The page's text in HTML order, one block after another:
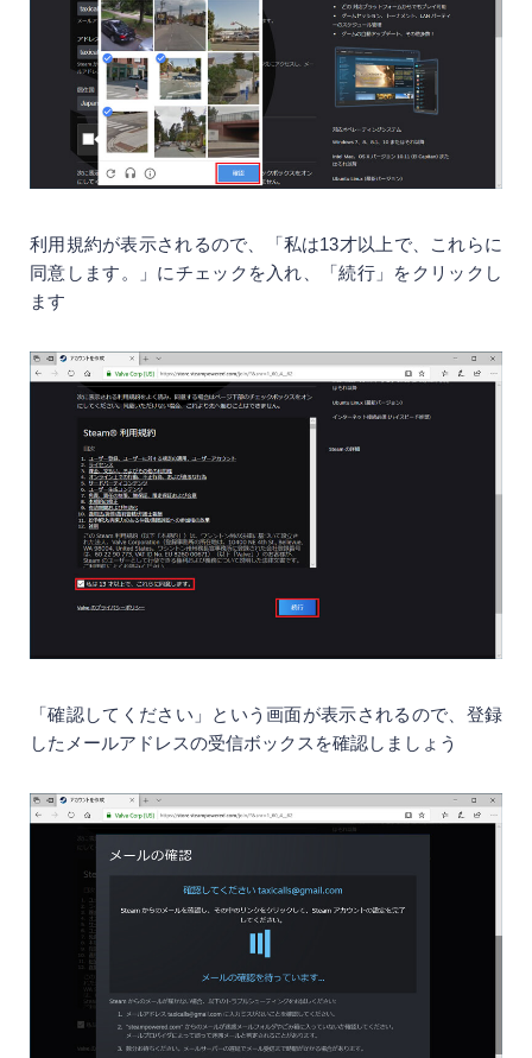
利用規約が表示されるので、「私は13才以上で、これらに
同意します。」にチェックを入れ、「続行」をクリックし
ます
「確認してください」という画面が表示されるので、登録
したメールアドレスの受信ボックスを確認しましょう